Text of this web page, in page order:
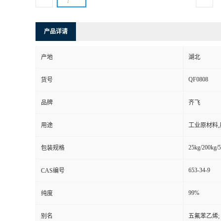
产品详请
产地 湖北
货号 QF0808
品牌 齐飞
用途 工业原材料
包装规格 25kg/200kg/
CAS编号 653-34-9
纯度 99%
别名 五氟苯乙烯;